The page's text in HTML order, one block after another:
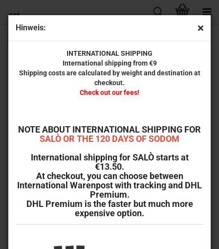
Hinweis:
INTERNATIONAL SHIPPING
International shipping from €9
Shipping costs are calculated by weight and destination at
checkout.
Check out our fees!
NOTE ABOUT INTERNATIONAL SHIPPING FOR
SALÒ OR THE 120 DAYS OF SODOM
International shipping for SALÒ starts at
€13.50.
At checkout, you can choose between
International Warenpost with tracking and DHL
Premium.
DHL Premium is the faster but much more
expensive option.
Electric Dreams (Standard Edition)